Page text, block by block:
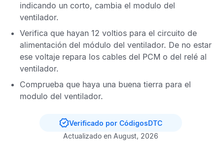
indicando un corto, cambia el modulo del
ventilador.
Verifica que hayan 12 voltios para el circuito de
alimentación del módulo del ventilador. De no estar
ese voltaje repara los cables del PCM o del relé al
ventilador.
Comprueba que haya una buena tierra para el
modulo del ventilador.
Verificado por CódigosDTC
Actualizado en August, 2026